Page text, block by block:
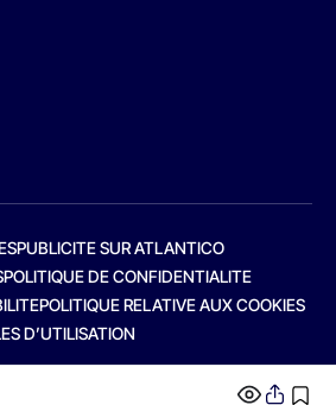
PUBLICITE SUR ATLANTICO
POLITIQUE DE CONFIDENTIALITE
POLITIQUE RELATIVE AUX COOKIES
D’UTILISATION